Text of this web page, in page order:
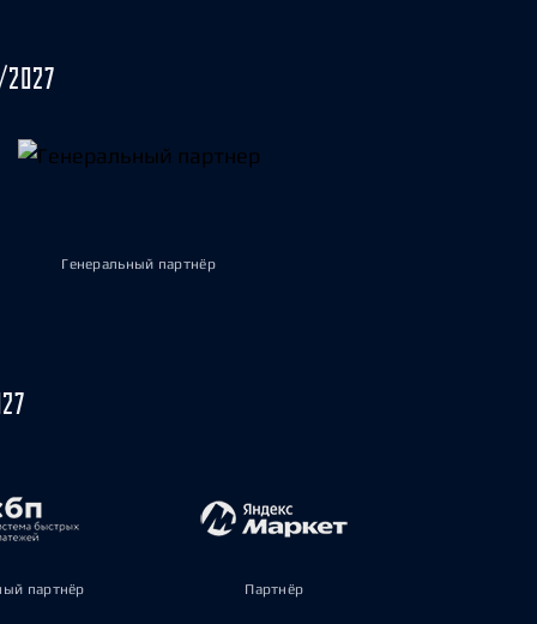
Генеральный партнёр
партнёр Партнёр